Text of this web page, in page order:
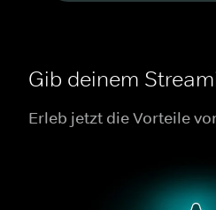
Gib deinem
Erleb jetzt die Vorteile